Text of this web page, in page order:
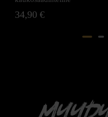
29,90€